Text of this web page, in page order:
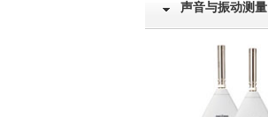
声音与振动测量